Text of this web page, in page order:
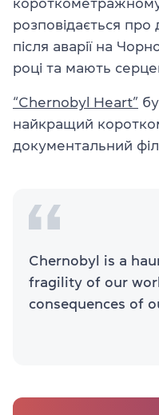
розповідається про
після аварії на
році та мають
“Chernobyl Heart”
найкращий
документальний
Chernobyl is a
fragility of our
consequences of